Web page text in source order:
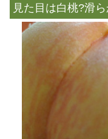
見た目は白桃?滑